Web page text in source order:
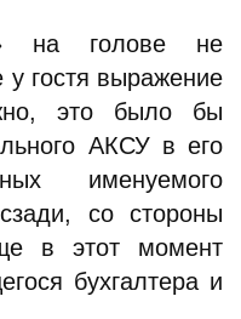
на голове не
у гостя выражение
это было бы
АКСУ в его
именуемого
со стороны
в этот момент
бухгалтера и